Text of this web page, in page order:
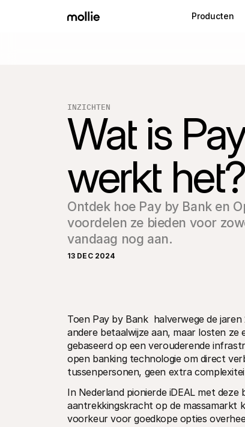
Producten
INZICHTEN
Wat is
werkt het?
Ontdek hoe Pay by Bank en
voordelen ze bieden voor
vandaag nog aan.
13 DEC 2024
Toen Pay by Bank  halverwege de
andere betaalwijze aan, maar losten
gebaseerd op een verouderende
open banking technologie om direct
tussenpersonen, geen extra
In Nederland pionierde iDEAL met
aantrekkingskracht op de massamarkt
voorkeur voor goedkope opties